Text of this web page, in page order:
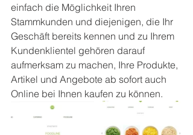
einfach die Möglichkeit Ihren
Stammkunden und diejenigen, die Ihr
Geschäft bereits kennen und zu Ihrem
Kundenklientel gehören darauf
aufmerksam zu machen, Ihre Produkte,
Artikel und Angebote ab sofort auch
Online bei Ihnen kaufen zu können.